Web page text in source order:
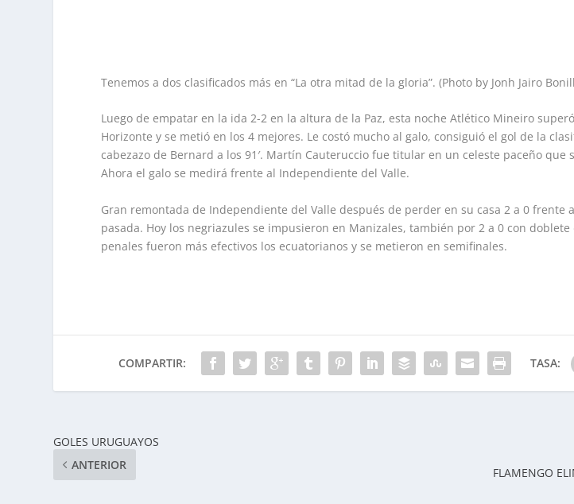
Tenemos a dos clasificados más en “La otra mitad de la gloria”. (Photo by Jonh Jairo
Luego de empatar en la ida 2-2 en la altura de la Paz, esta noche Atlético Mineiro
Horizonte y se metió en los 4 mejores. Le costó mucho al galo, consiguió el gol de la
cabezazo de Bernard a los 91′. Martín Cauteruccio fue titular en un celeste paceño que
Ahora el galo se medirá frente al Independiente del Valle.
Gran remontada de Independiente del Valle después de perder en su casa 2 a 0 frente
pasada. Hoy los negriazules se impusieron en Manizales, también por 2 a 0 con doblete
penales fueron más efectivos los ecuatorianos y se metieron en semifinales.
COMPARTIR: TASA:
GOLES URUGUAYOS
ANTERIOR
FLAMENGO